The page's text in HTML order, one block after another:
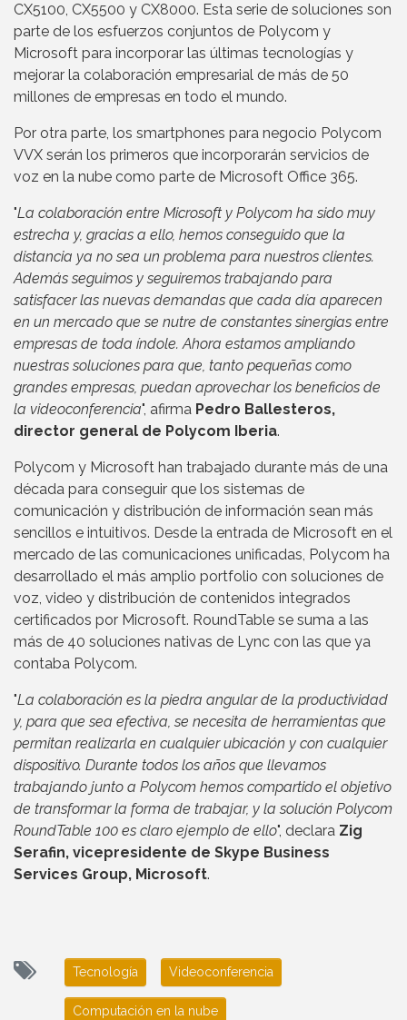
CX5100, CX5500 y CX8000. Esta serie de soluciones son
parte de los esfuerzos conjuntos de Polycom y
Microsoft para incorporar las últimas tecnologías y
mejorar la colaboración empresarial de más de 50
millones de empresas en todo el mundo.
Por otra parte, los smartphones para negocio Polycom
VVX serán los primeros que incorporarán servicios de
voz en la nube como parte de Microsoft Office 365.
"La colaboración entre Microsoft y Polycom ha sido muy
estrecha y, gracias a ello, hemos conseguido que la
distancia ya no sea un problema para nuestros clientes.
Además seguimos y seguiremos trabajando para
satisfacer las nuevas demandas que cada día aparecen
en un mercado que se nutre de constantes sinergias entre
empresas de toda índole. Ahora estamos ampliando
nuestras soluciones para que, tanto pequeñas como
grandes empresas, puedan aprovechar los beneficios de
la videoconferencia", afirma Pedro Ballesteros,
director general de Polycom Iberia.
Polycom y Microsoft han trabajado durante más de una
década para conseguir que los sistemas de
comunicación y distribución de información sean más
sencillos e intuitivos. Desde la entrada de Microsoft en el
mercado de las comunicaciones unificadas, Polycom ha
desarrollado el más amplio portfolio con soluciones de
voz, video y distribución de contenidos integrados
certificados por Microsoft. RoundTable se suma a las
más de 40 soluciones nativas de Lync con las que ya
contaba Polycom.
"La colaboración es la piedra angular de la productividad
y, para que sea efectiva, se necesita de herramientas que
permitan realizarla en cualquier ubicación y con cualquier
dispositivo. Durante todos los años que llevamos
trabajando junto a Polycom hemos compartido el objetivo
de transformar la forma de trabajar, y la solución Polycom
RoundTable 100 es claro ejemplo de ello", declara Zig
Serafin, vicepresidente de Skype Business
Services Group, Microsoft.
Tecnología Videoconferencia
Computación en la nube